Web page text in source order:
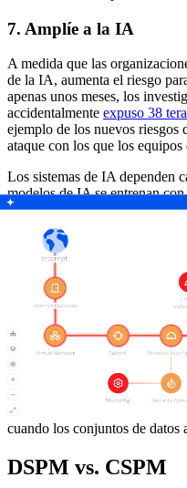
7. Amplíe a la IA
A medida que las
de la IA, aumenta el riesgo
apenas unos meses, los
accidentalmente expuso 38
ejemplo de los nuevos riesgos
ataque con los que los
Los sistemas de IA dependen
modelos de IA se entrenan
menudo incluyen información
identificación personal (PII),
Para proteger los datos
nube, las organizaciones
capacidades de DSPM a la IA.
capaz de detectar
confidenciales y eliminar de
8. Escalabilidad y
Para las empresas y las
debe ser fácilmente escalable
cuando los conjuntos de datos
DSPM vs. CSPM